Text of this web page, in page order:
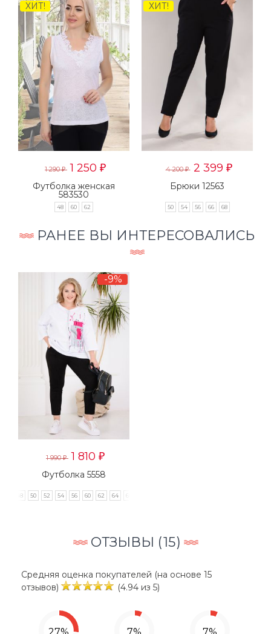
ХИТ!
1 290₽ 1 250 ₽
Футболка женская
583530
48 60 62
ХИТ!
4 200₽ 2 399 ₽
Брюки 12563
50 54 56 66 68
РАНЕЕ ВЫ ИНТЕРЕСОВАЛИСЬ
-9%
1 990₽ 1 810 ₽
Футболка 5558
48 50 52 54 56 60 62 64 66
ОТЗЫВЫ (15)
Средняя оценка покупателей (на основе 15
отзывов)
(4.94 из 5)